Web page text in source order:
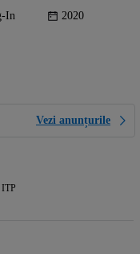
In 2020
Vezi anunțurile
ITP